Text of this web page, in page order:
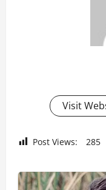
Visit
Post Views: 285